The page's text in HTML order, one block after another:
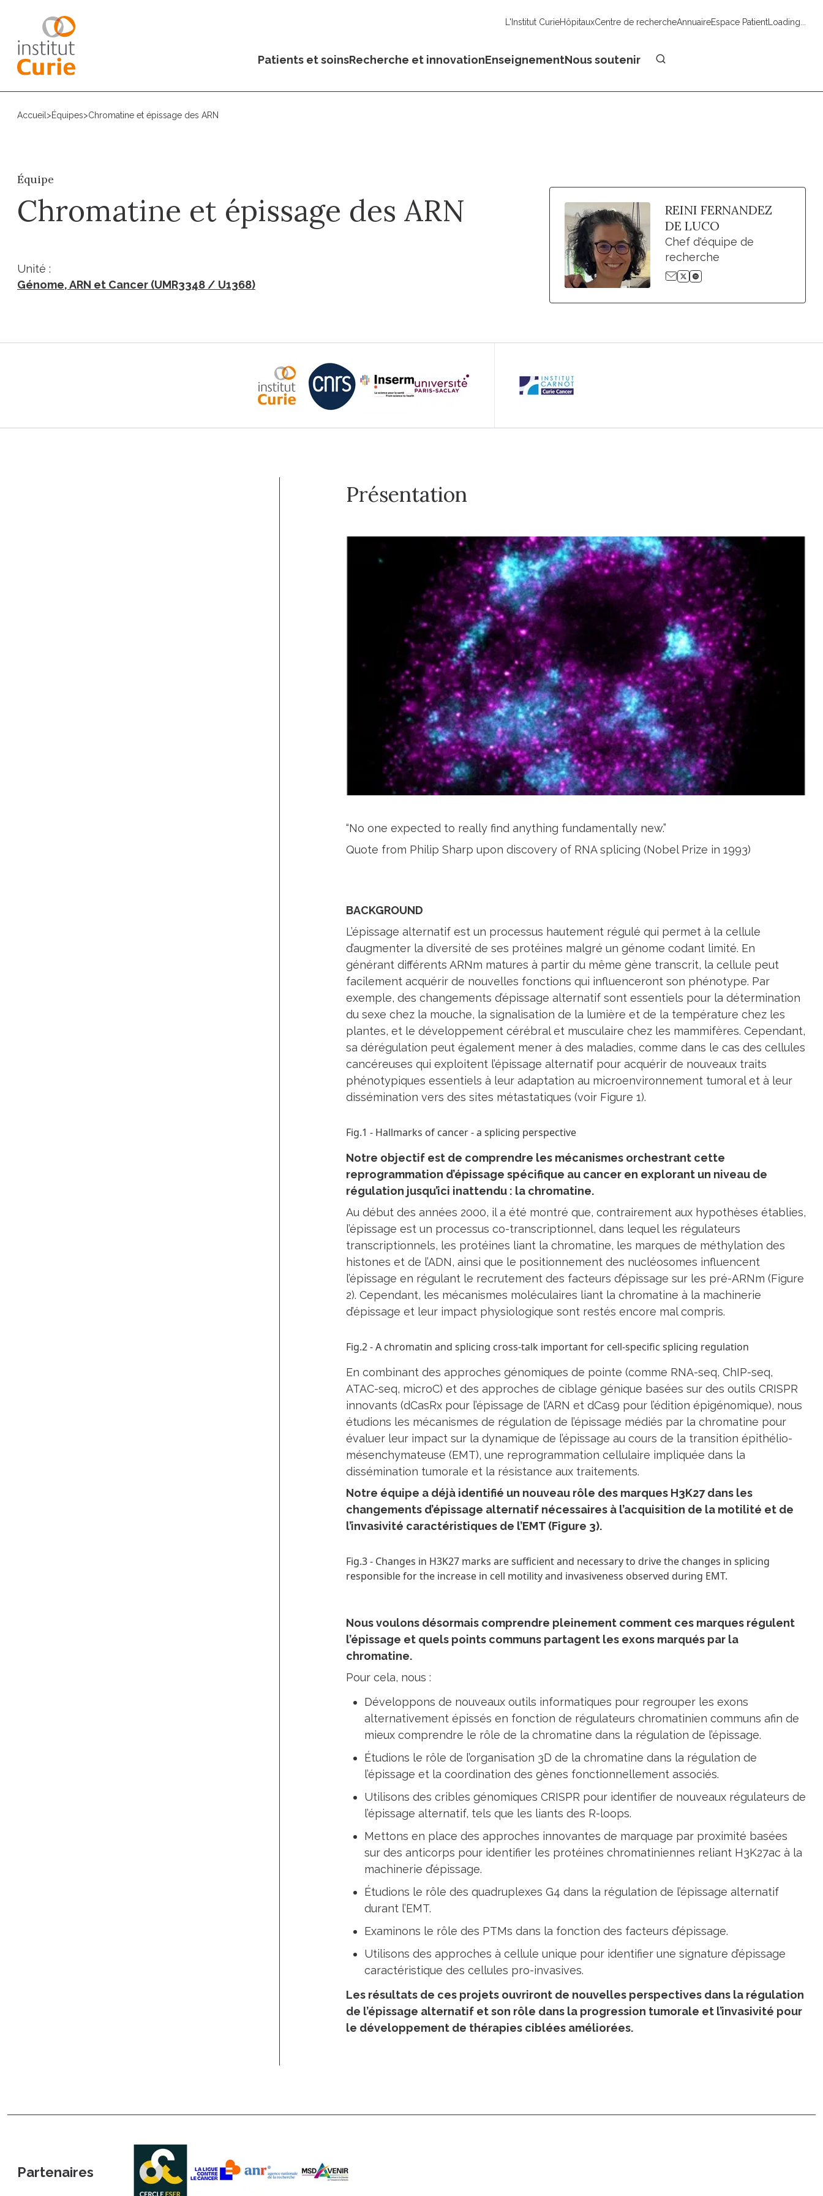
L'Institut CurieHôpitauxCentre de rechercheAnnuaireEspace PatientLoading...
Patients et soinsRecherche et innovationEnseignementNous soutenir
Accueil >Équipes>Chromatine et épissage des ARN
Équipe
Chromatine et épissage des ARN
Unité :
Génome, ARN et Cancer (UMR3348 / U1368)
REINI FERNANDEZ
DE LUCO
Chef d'équipe de
recherche
Présentation
“No one expected to really find anything fundamentally new.”
Quote from Philip Sharp upon discovery of RNA splicing (Nobel Prize in 1993)
BACKGROUND
L’épissage alternatif est un processus hautement régulé qui permet à la cellule
d’augmenter la diversité de ses protéines malgré un génome codant limité. En
générant différents ARNm matures à partir du même gène transcrit, la cellule peut
facilement acquérir de nouvelles fonctions qui influenceront son phénotype. Par
exemple, des changements d’épissage alternatif sont essentiels pour la détermination
du sexe chez la mouche, la signalisation de la lumière et de la température chez les
plantes, et le développement cérébral et musculaire chez les mammifères. Cependant,
sa dérégulation peut également mener à des maladies, comme dans le cas des cellules
cancéreuses qui exploitent l’épissage alternatif pour acquérir de nouveaux traits
phénotypiques essentiels à leur adaptation au microenvironnement tumoral et à leur
dissémination vers des sites métastatiques (voir Figure 1).
Fig.1 - Hallmarks of cancer - a splicing perspective
Notre objectif est de comprendre les mécanismes orchestrant cette
reprogrammation d’épissage spécifique au cancer en explorant un niveau de
régulation jusqu’ici inattendu : la chromatine.
Au début des années 2000, il a été montré que, contrairement aux hypothèses établies,
l’épissage est un processus co-transcriptionnel, dans lequel les régulateurs
transcriptionnels, les protéines liant la chromatine, les marques de méthylation des
histones et de l’ADN, ainsi que le positionnement des nucléosomes influencent
l’épissage en régulant le recrutement des facteurs d’épissage sur les pré-ARNm (Figure
2). Cependant, les mécanismes moléculaires liant la chromatine à la machinerie
d’épissage et leur impact physiologique sont restés encore mal compris.
Fig.2 - A chromatin and splicing cross-talk important for cell-specific splicing regulation
En combinant des approches génomiques de pointe (comme RNA-seq, ChIP-seq,
ATAC-seq, microC) et des approches de ciblage génique basées sur des outils CRISPR
innovants (dCasRx pour l’épissage de l’ARN et dCas9 pour l’édition épigénomique), nous
étudions les mécanismes de régulation de l’épissage médiés par la chromatine pour
évaluer leur impact sur la dynamique de l’épissage au cours de la transition épithélio-
mésenchymateuse (EMT), une reprogrammation cellulaire impliquée dans la
dissémination tumorale et la résistance aux traitements.
Notre équipe a déjà identifié un nouveau rôle des marques H3K27 dans les
changements d’épissage alternatif nécessaires à l’acquisition de la motilité et de
l’invasivité caractéristiques de l’EMT (Figure 3).
Fig.3 - Changes in H3K27 marks are sufficient and necessary to drive the changes in splicing
responsible for the increase in cell motility and invasiveness observed during EMT.
Nous voulons désormais comprendre pleinement comment ces marques régulent
l’épissage et quels points communs partagent les exons marqués par la
chromatine.
Pour cela, nous :
Développons de nouveaux outils informatiques pour regrouper les exons
alternativement épissés en fonction de régulateurs chromatinien communs afin de
mieux comprendre le rôle de la chromatine dans la régulation de l’épissage.
Étudions le rôle de l’organisation 3D de la chromatine dans la régulation de
l’épissage et la coordination des gènes fonctionnellement associés.
Utilisons des cribles génomiques CRISPR pour identifier de nouveaux régulateurs de
l’épissage alternatif, tels que les liants des R-loops.
Mettons en place des approches innovantes de marquage par proximité basées
sur des anticorps pour identifier les protéines chromatiniennes reliant H3K27ac à la
machinerie d’épissage.
Étudions le rôle des quadruplexes G4 dans la régulation de l’épissage alternatif
durant l’EMT.
Examinons le rôle des PTMs dans la fonction des facteurs d’épissage.
Utilisons des approches à cellule unique pour identifier une signature d’épissage
caractéristique des cellules pro-invasives.
Les résultats de ces projets ouvriront de nouvelles perspectives dans la régulation
de l’épissage alternatif et son rôle dans la progression tumorale et l’invasivité pour
le développement de thérapies ciblées améliorées.
Partenaires